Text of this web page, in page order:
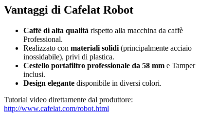
Vantaggi di Cafelat Robot
Caffè di alta qualità rispetto alla macchina da caffè
Professional.
Realizzato con materiali solidi (principalmente acciaio
inossidabile), privi di plastica.
Cestello portafiltro professionale da 58 mm e Tamper
inclusi.
Design elegante disponibile in diversi colori.
Tutorial video direttamente dal produttore:
http://www.cafelat.com/robot.html